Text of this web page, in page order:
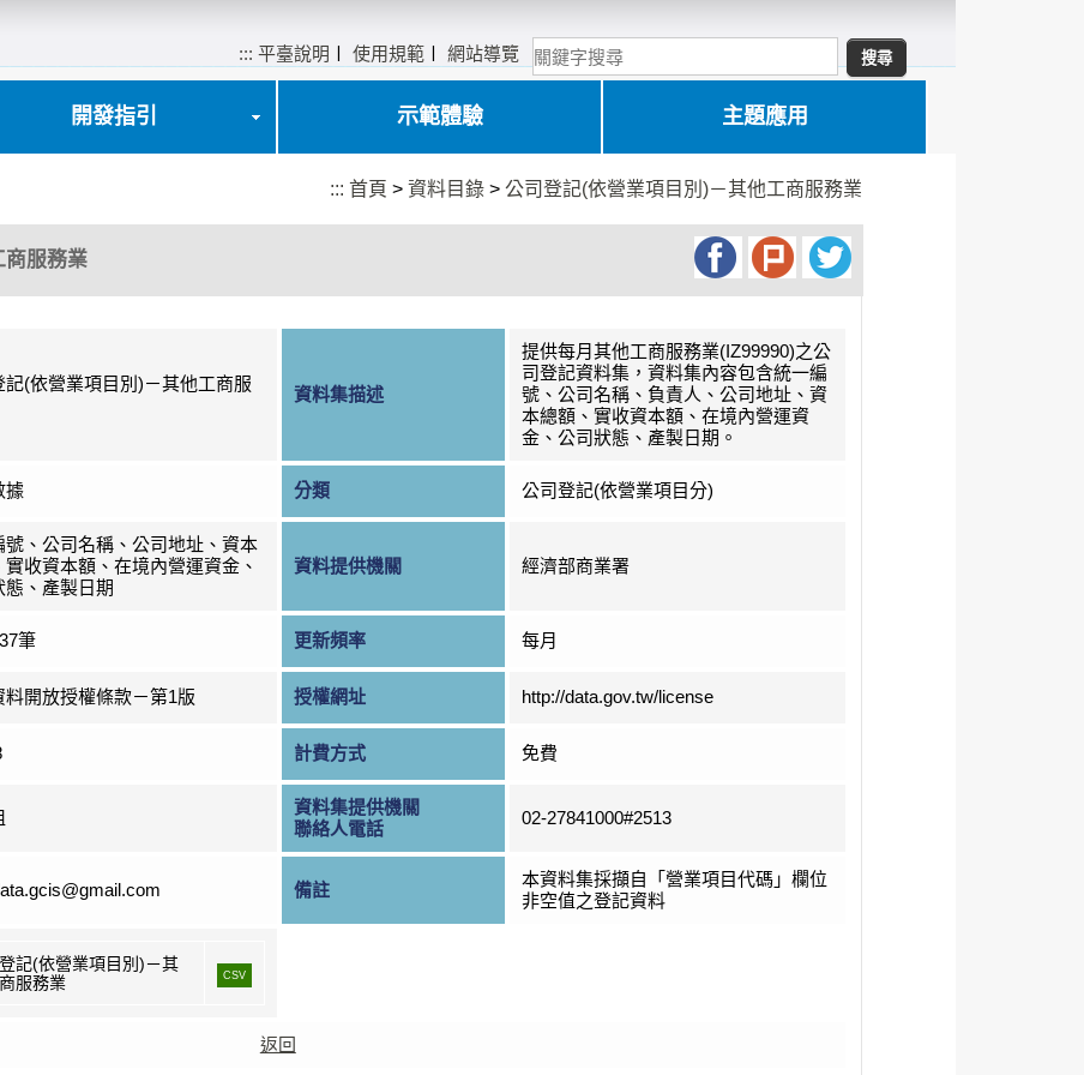
::: 平臺說明 〡使用規範 〡網站導覽
開發指引 示範體驗 主題應用
::: 首頁 >資料目錄 >公司登記(依營業項目別)－其他工商服務業
商服務業
記(依營業項目別)－其他工商服
資料集描述
提供每月其他工商服務業(IZ99990)之公
司登記資料集，資料集內容包含統一編
號、公司名稱、負責人、公司地址、資
本總額、實收資本額、在境內營運資
金、公司狀態、產製日期。
據 分類 公司登記(依營業項目分)
號、公司名稱、公司地址、資本
實收資本額、在境內營運資金、
態、產製日期
資料提供機關 經濟部商業署
筆 更新頻率 每月
料開放授權條款－第1版 授權網址 http://data.gov.tw/license
計費方式 免費
資料集提供機關
聯絡人電話
02-27841000#2513
備註
本資料集採擷自「營業項目代碼」欄位
非空值之登記資料
記(依營業項目別)－其
服務業
CSV
返回